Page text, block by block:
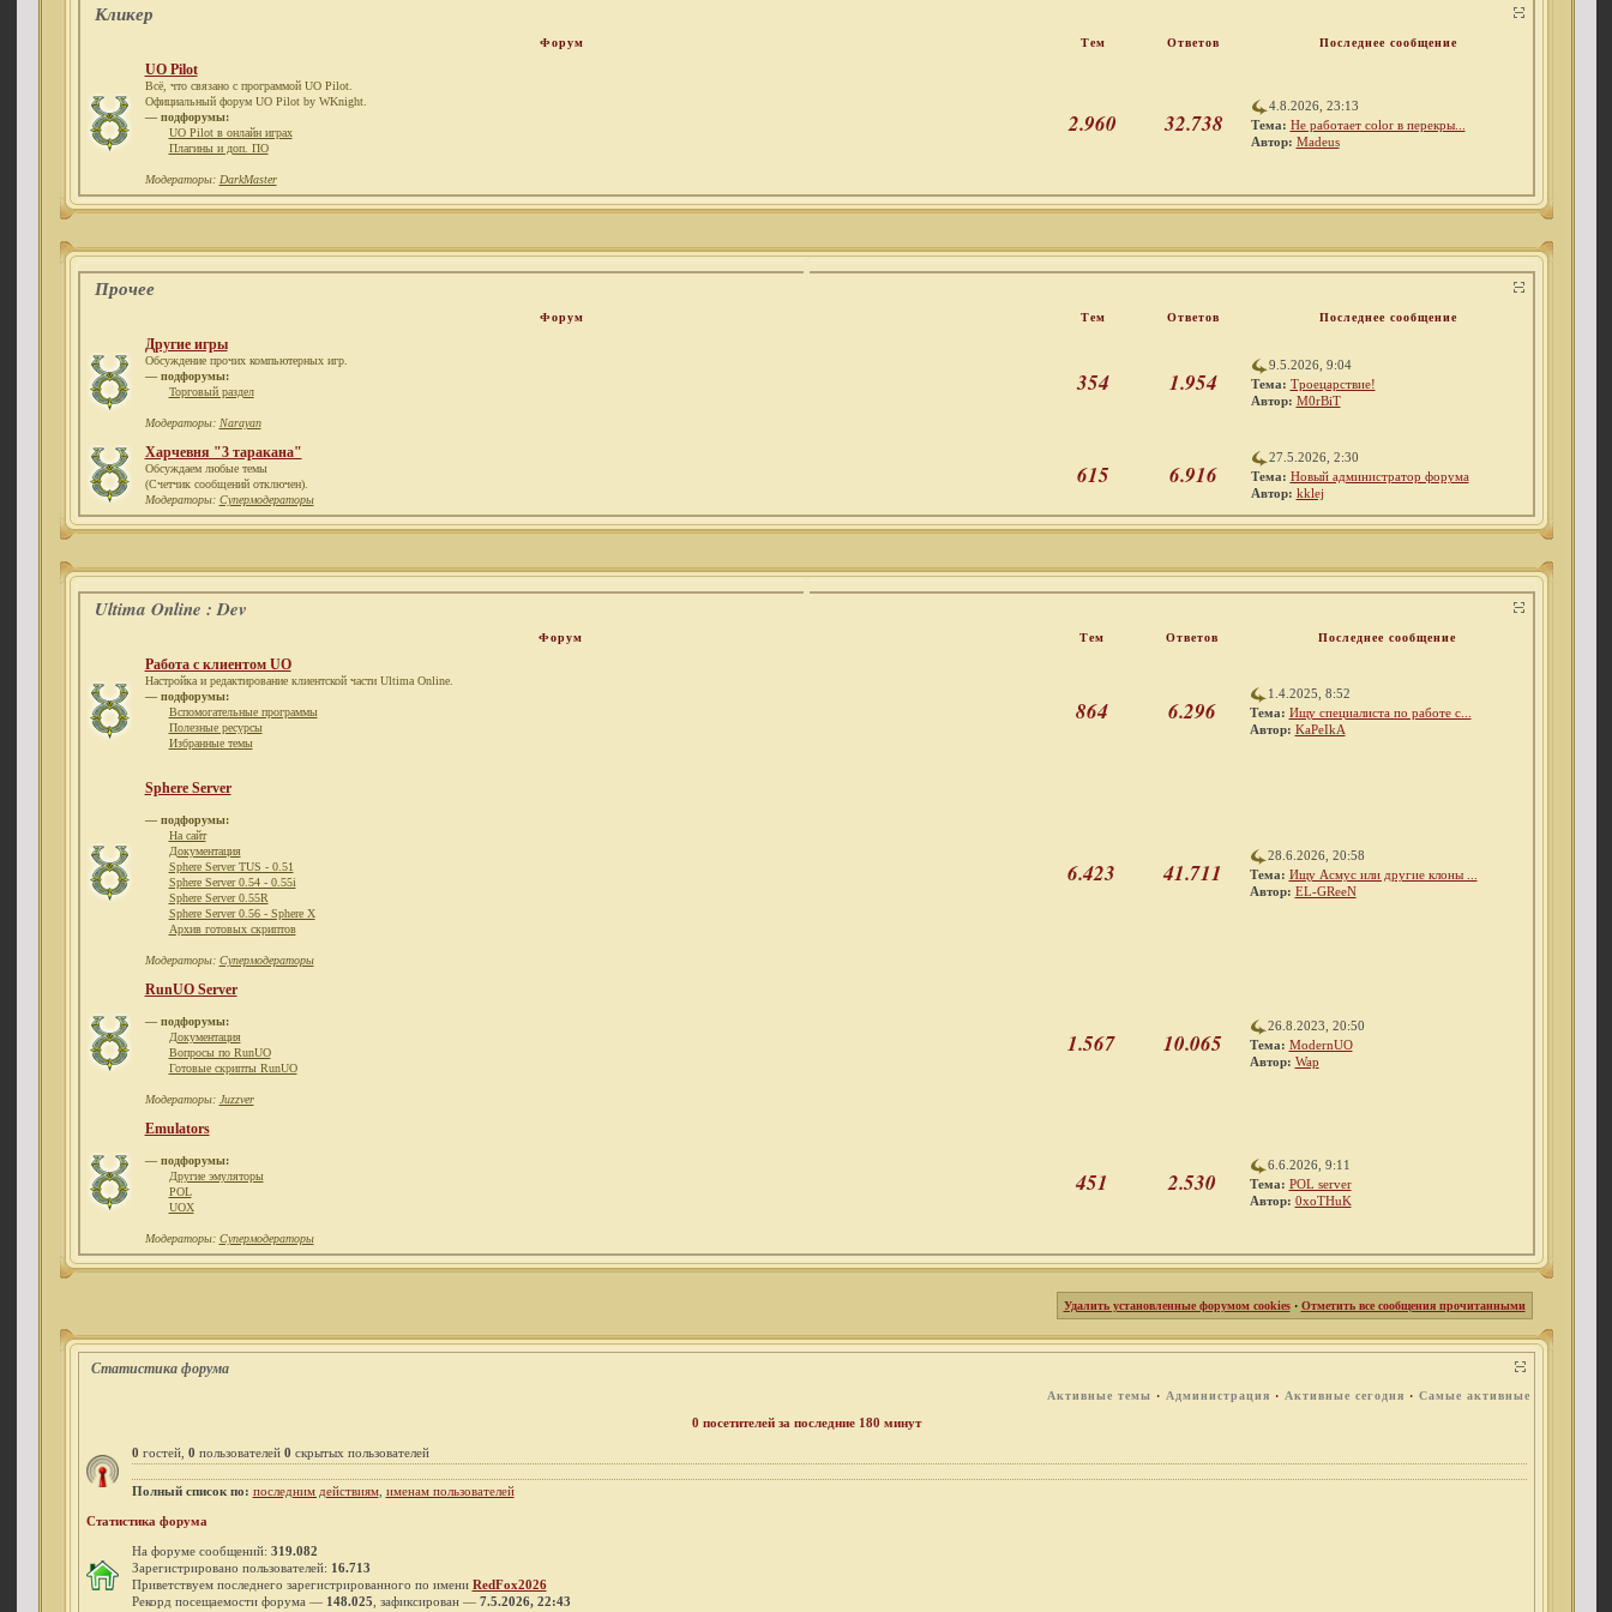
Кликер
Форум Тем Ответов Последнее сообщение
UO Pilot
Всё, что связано с программой UO Pilot.
Официальный форум UO Pilot by WKnight.
— подфорумы:
UO Pilot в онлайн играх
Плагины и доп. ПО
Модераторы: DarkMaster
2.960 32.738
4.8.2026, 23:13
Тема: Не работает color в перекры...
Автор: Madeus
Прочее
Форум Тем Ответов Последнее сообщение
Другие игры
Обсуждение прочих компьютерных игр.
— подфорумы:
Торговый раздел
Модераторы: Narayan
354 1.954
9.5.2026, 9:04
Тема: Троецарствие!
Автор: M0rBiT
Харчевня "3 таракана"
Обсуждаем любые темы
(Счетчик сообщений отключен).
Модераторы: Супермодераторы
615 6.916
27.5.2026, 2:30
Тема: Новый администратор форума
Автор: kklej
Ultima Online : Dev
Форум Тем Ответов Последнее сообщение
Работа с клиентом UO
Настройка и редактирование клиентской части Ultima Online.
— подфорумы:
Вспомогательные программы
Полезные ресурсы
Избранные темы
864 6.296
1.4.2025, 8:52
Тема: Ищу специалиста по работе с...
Автор: KaPeIkA
Sphere Server
— подфорумы:
На сайт
Документация
Sphere Server TUS - 0.51
Sphere Server 0.54 - 0.55i
Sphere Server 0.55R
Sphere Server 0.56 - Sphere X
Архив готовых скриптов
Модераторы: Супермодераторы
6.423 41.711
28.6.2026, 20:58
Тема: Ищу Асмус или другие клоны ...
Автор: EL-GReeN
RunUO Server
— подфорумы:
Документация
Вопросы по RunUO
Готовые скрипты RunUO
Модераторы: Juzzver
1.567 10.065
26.8.2023, 20:50
Тема: ModernUO
Автор: Wap
Emulators
— подфорумы:
Другие эмуляторы
POL
UOX
Модераторы: Супермодераторы
451 2.530
6.6.2026, 9:11
Тема: POL server
Автор: 0xoTHuK
Удалить установленные форумом cookies· Отметить все сообщения прочитанными
Статистика форума
Активные темы · Администрация · Активные сегодня · Самые активные
0 посетителей за последние 180 минут
0 гостей, 0 пользователей 0 скрытых пользователей
Полный список по: последним действиям, именам пользователей
Статистика форума
На форуме сообщений: 319.082
Зарегистрировано пользователей: 16.713
Приветствуем последнего зарегистрированного по имени RedFox2026
Рекорд посещаемости форума — 148.025 , зафиксирован — 7.5.2026, 22:43